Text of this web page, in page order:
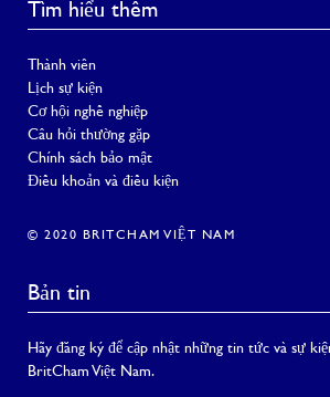
Tìm hiểu thêm
Thành viên
Lịch sự kiện
Cơ hội nghề nghiệp
Câu hỏi thường gặp
Chính sách bảo mật
Điều khoản và điều kiện
© 2020 BRITCHAM VIỆT NAM
Bản tin
Hãy đăng ký để cập nhật những tin tức và sự
BritCham Việt Nam.